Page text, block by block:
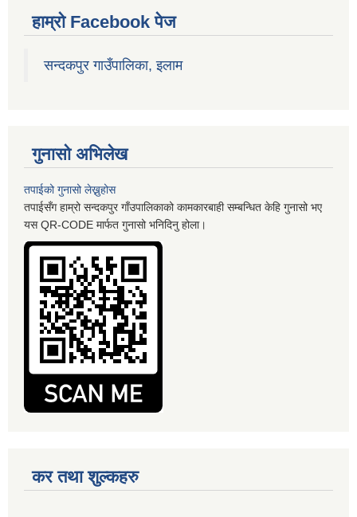
हाम्रो Facebook पेज
सन्दकपुर गाउँपालिका, इलाम
गुनासो अभिलेख
तपाईको गुनासो लेख्नुहोस
तपाईसँग हाम्रो सन्दकपुर गाँउपालिकाको कामकारबाही सम्बन्धित केहि गुनासो भए
यस QR-CODE मार्फत गुनासो भनिदिनु होला।
कर तथा शुल्कहरु